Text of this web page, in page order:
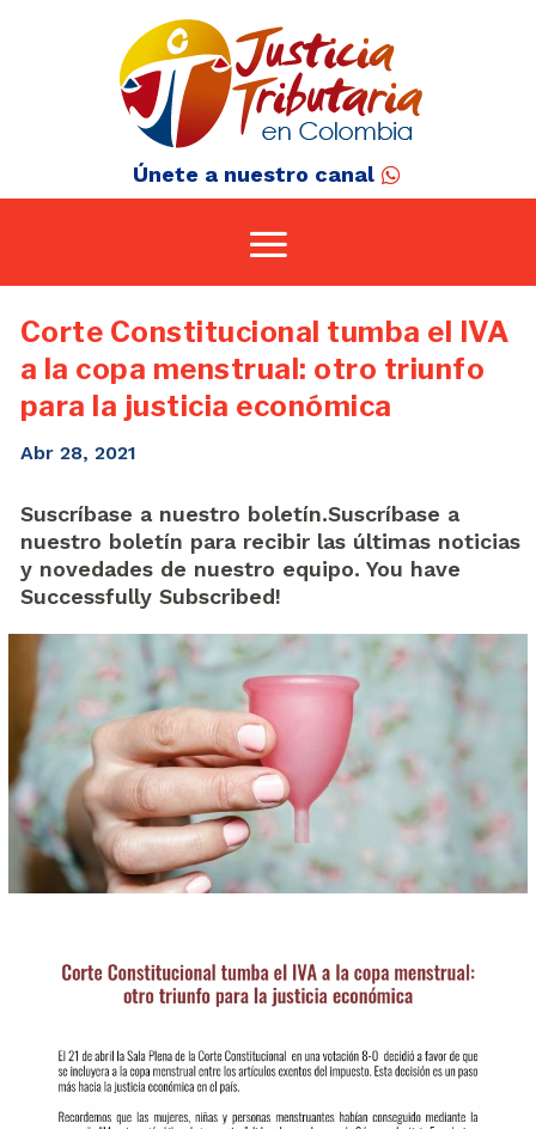
Únete a nuestro canal
Corte Constitucional tumba el IVA
a la copa menstrual: otro triunfo
para la justicia económica
Abr 28, 2021
Suscríbase a nuestro boletín.Suscríbase a
nuestro boletín para recibir las últimas noticias
y novedades de nuestro equipo. You have
Successfully Subscribed!